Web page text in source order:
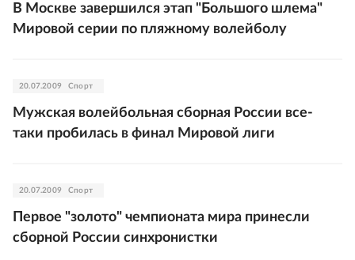
В Москве завершился этап "Большого шлема"
Мировой серии по пляжному волейболу
20.07.2009 Спорт
Мужская волейбольная сборная России все-
таки пробилась в финал Мировой лиги
20.07.2009 Спорт
Первое "золото" чемпионата мира принесли
сборной России синхронистки